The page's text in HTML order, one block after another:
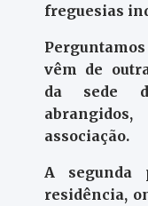
freguesias
vêm de
da sede
associação.
A
residência,